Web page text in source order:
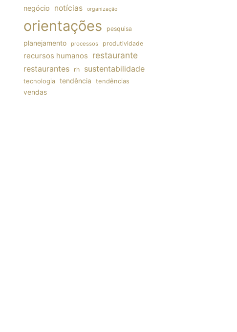
negócio notícias organização
orientações pesquisa
planejamento processos produtividade
recursos humanos restaurante
restaurantes rh sustentabilidade
tecnologia tendência tendências
vendas